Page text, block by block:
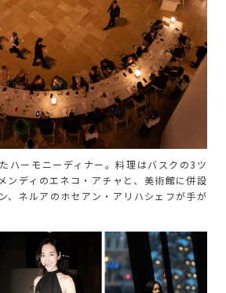
ハーモニーディナー。料理はバスクの3ツ
ンディのエネコ・アチャと、美術館に併設
、ネルアのホセアン・アリハシェフが手が